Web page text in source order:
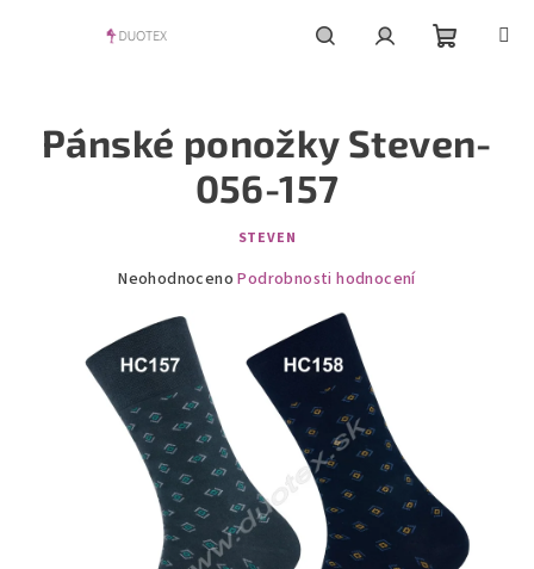
košík
Pánské ponožky Steven-
056-157
STEVEN
Průměrné
produktu
0,0
5
hvězdiček.
Neohodnoceno Podrobnosti hodnocení